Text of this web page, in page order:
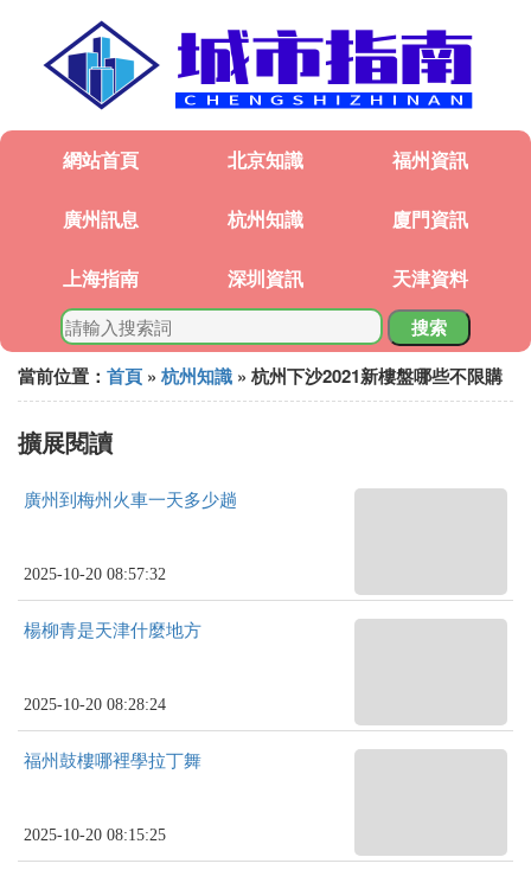
網站首頁 北京知識 福州資訊
廣州訊息 杭州知識 廈門資訊
上海指南 深圳資訊 天津資料
搜索
當前位置： 首頁 » 杭州知識 » 杭州下沙2021新樓盤哪些不限購
擴展閱讀
廣州到梅州火車一天多少趟
2025-10-20 08:57:32
楊柳青是天津什麼地方
2025-10-20 08:28:24
福州鼓樓哪裡學拉丁舞
2025-10-20 08:15:25